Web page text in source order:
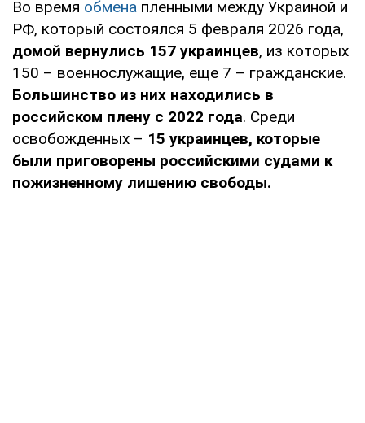
Во время обмена пленными между Украиной и
РФ, который состоялся 5 февраля 2026 года,
домой вернулись 157 украинцев, из которых
150 – военнослужащие, еще 7 – гражданские.
Большинство из них находились в
российском плену с 2022 года. Среди
освобожденных – 15 украинцев, которые
были приговорены российскими судами к
пожизненному лишению свободы.